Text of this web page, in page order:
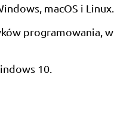
macOS i Linux.
programowania, w
10.